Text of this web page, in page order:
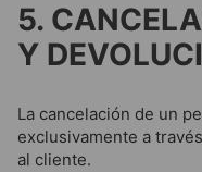
5.
Y
La cancelación de un
exclusivamente a
al cliente.